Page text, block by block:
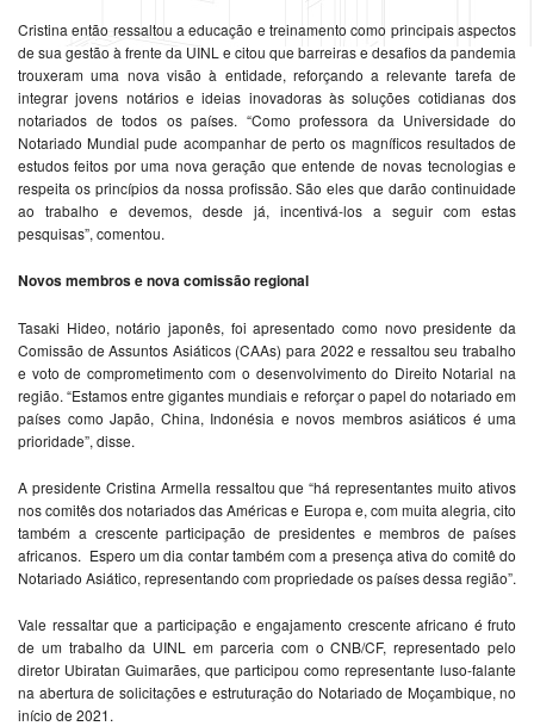
Cristina então ressaltou a educação e treinamento como principais aspectos
de sua gestão à frente da UINL e citou que barreiras e desafios da pandemia
trouxeram uma nova visão à entidade, reforçando a relevante tarefa de
integrar jovens notários e ideias inovadoras às soluções cotidianas dos
notariados de todos os países. “Como professora da Universidade do
Notariado Mundial pude acompanhar de perto os magníficos resultados de
estudos feitos por uma nova geração que entende de novas tecnologias e
respeita os princípios da nossa profissão. São eles que darão continuidade
ao trabalho e devemos, desde já, incentivá-los a seguir com estas
pesquisas”, comentou.
Novos membros e nova comissão regional
Tasaki Hideo, notário japonês, foi apresentado como novo presidente da
Comissão de Assuntos Asiáticos (CAAs) para 2022 e ressaltou seu trabalho
e voto de comprometimento com o desenvolvimento do Direito Notarial na
região. “Estamos entre gigantes mundiais e reforçar o papel do notariado em
países como Japão, China, Indonésia e novos membros asiáticos é uma
prioridade”, disse.
A presidente Cristina Armella ressaltou que “há representantes muito ativos
nos comitês dos notariados das Américas e Europa e, com muita alegria, cito
também a crescente participação de presidentes e membros de países
africanos. Espero um dia contar também com a presença ativa do comitê do
Notariado Asiático, representando com propriedade os países dessa região”.
Vale ressaltar que a participação e engajamento crescente africano é fruto
de um trabalho da UINL em parceria com o CNB/CF, representado pelo
diretor Ubiratan Guimarães, que participou como representante luso-falante
na abertura de solicitações e estruturação do Notariado de Moçambique, no
início de 2021.